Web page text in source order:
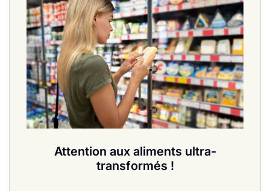
Attention aux aliments ultra-
transformés !